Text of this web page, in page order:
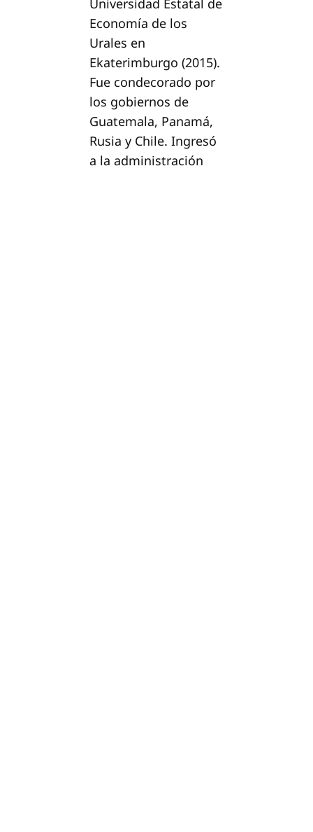
Universidad Estatal de
Economía de los
Urales en
Ekaterimburgo (2015).
Fue condecorado por
los gobiernos de
Guatemala, Panamá,
Rusia y Chile. Ingresó
a la administración